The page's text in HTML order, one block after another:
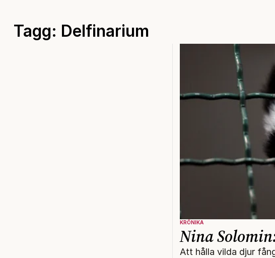
Tagg: Delfinarium
KRÖNIKA
Nina
Att hålla vilda djur